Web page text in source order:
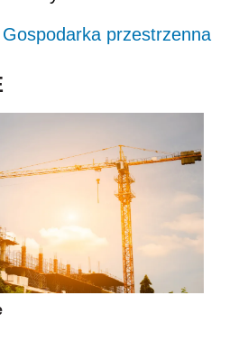
Gospodarka przestrzenna